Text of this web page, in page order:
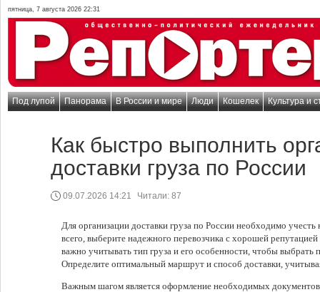
пятница, 7 августа 2026 22:31
Под лупой Панорама В России и мире Люди Кошелек Культура и
Как быстро выполнить
доставки груза по России
09.07.2026 14:21 Читали: 87
Для организации доставки груза по России необходимо
всего, выберите надежного перевозчика с хорошей
важно учитывать тип груза и его особенности, чтобы
Определите оптимальный маршрут и способ доставки,
Важным шагом является оформление необходимых